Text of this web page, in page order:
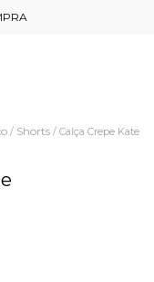
/ Shorts / Calça Crepe Kate